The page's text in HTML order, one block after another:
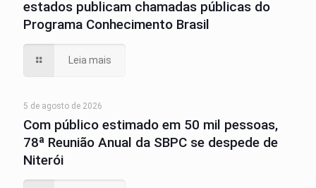
estados publicam chamadas públicas do
Programa Conhecimento Brasil
Leia mais
5 de agosto de 2026
Com público estimado em 50 mil pessoas,
78ª Reunião Anual da SBPC se despede de
Niterói